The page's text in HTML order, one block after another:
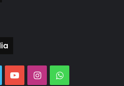
YouTubeInstagramWhatsApp